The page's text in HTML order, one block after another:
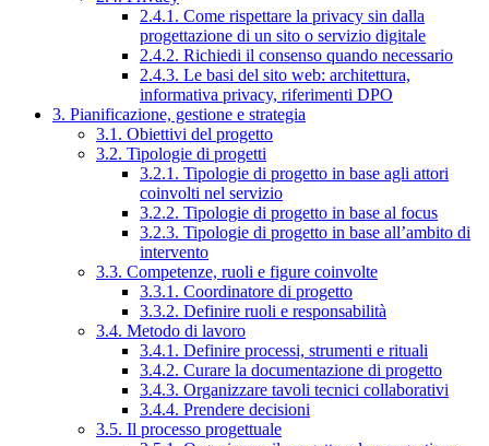
2.4.1. Come rispettare la privacy sin dalla
progettazione di un sito o servizio digitale
2.4.2. Richiedi il consenso quando necessario
2.4.3. Le basi del sito web: architettura,
informativa privacy, riferimenti DPO
3. Pianificazione, gestione e strategia
3.1. Obiettivi del progetto
3.2. Tipologie di progetti
3.2.1. Tipologie di progetto in base agli attori
coinvolti nel servizio
3.2.2. Tipologie di progetto in base al focus
3.2.3. Tipologie di progetto in base all’ambito di
intervento
3.3. Competenze, ruoli e figure coinvolte
3.3.1. Coordinatore di progetto
3.3.2. Definire ruoli e responsabilità
3.4. Metodo di lavoro
3.4.1. Definire processi, strumenti e rituali
3.4.2. Curare la documentazione di progetto
3.4.3. Organizzare tavoli tecnici collaborativi
3.4.4. Prendere decisioni
3.5. Il processo progettuale